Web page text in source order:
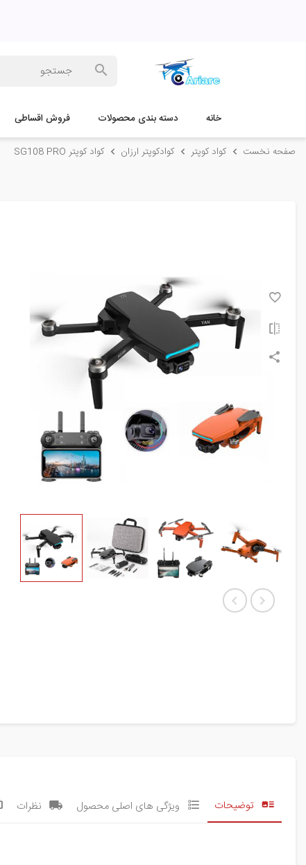
خانه دسته بندی محصولات فروش اقساطی
صفحه نخست کواد کوپتر کوادکوپتر ارزان کواد کوپتر SG108 PRO
توضیحات ویژگی های اصلی محصول نظرات